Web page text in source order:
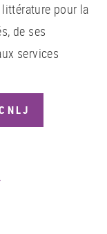
pour la
de ses
services